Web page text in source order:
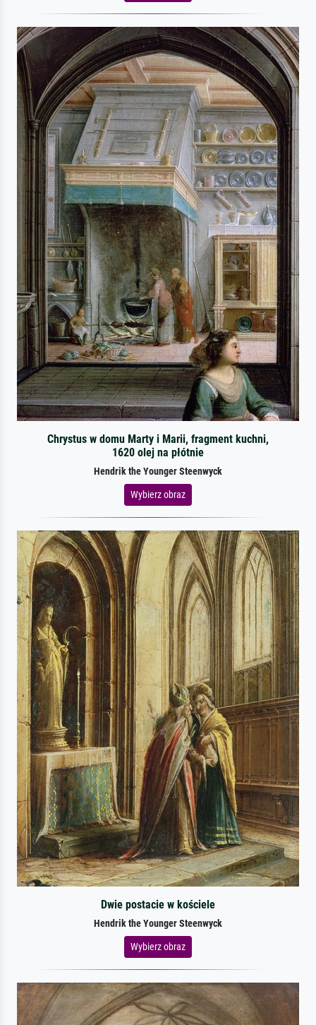
Chrystus w domu Marty i Marii, fragment kuchni,
1620 olej na płótnie
Hendrik the Younger Steenwyck
Wybierz obraz
Dwie postacie w kościele
Hendrik the Younger Steenwyck
Wybierz obraz